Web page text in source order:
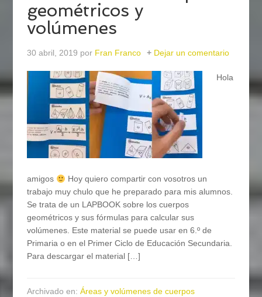
geométricos y
volúmenes
30 abril, 2019 por Fran Franco Dejar un comentario
Hola
amigos
Hoy quiero compartir con vosotros un
trabajo muy chulo que he preparado para mis alumnos.
Se trata de un LAPBOOK sobre los cuerpos
geométricos y sus fórmulas para calcular sus
volúmenes. Este material se puede usar en 6.º de
Primaria o en el Primer Ciclo de Educación Secundaria.
Para descargar el material […]
Archivado en:Áreas y volúmenes de cuerpos